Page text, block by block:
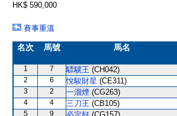
HK$ 590,000
賽事重溫
名次 馬號 馬名
1 7 驃驥王 (CH042)
2 6 悅駿財星 (CE311)
3 2 一溜煙 (CG263)
4 4 三刀王 (CB105)
5 9